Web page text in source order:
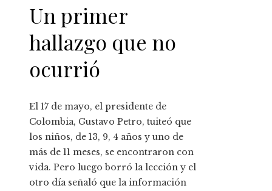
Un primer
hallazgo que no
ocurrió
El 17 de mayo, el presidente de
Colombia, Gustavo Petro, tuiteó que
los niños, de 13, 9, 4 años y uno de
más de 11 meses, se encontraron con
vida. Pero luego borró la lección y el
otro día señaló que la información